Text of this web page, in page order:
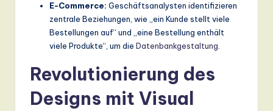
E-Commerce: Geschäftsanalysten identifizieren
zentrale Beziehungen, wie „ein Kunde stellt viele
Bestellungen auf“ und „eine Bestellung enthält
viele Produkte“, um die Datenbankgestaltung.
Revolutionierung des
Designs mit Visual